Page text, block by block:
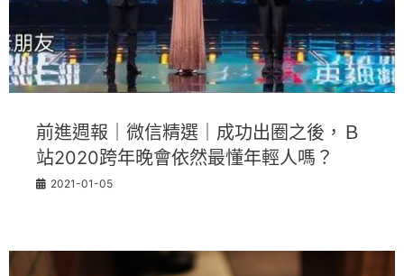
前進週報｜微信精選｜成功出圈之後，Ｂ
站2020跨年晚會依然最懂年輕人嗎？
2021-01-05